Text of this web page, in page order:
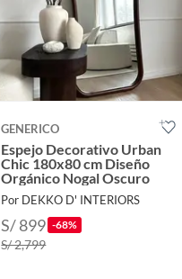
GENERICO
Espejo Decorativo Urban
Chic 180x80 cm Diseño
Orgánico Nogal Oscuro
Por DEKKO D' INTERIORS
S/ 899 -68%
S/ 2,799